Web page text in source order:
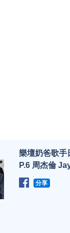
樂壇奶爸歌手
P.6 周杰倫
分享